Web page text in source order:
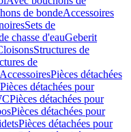
de bondeAccessoires
Sets de
chasse d'eauGeberit
Structures de
de
AccessoiresPièces détachées
Pièces détachées pour
Pièces détachées pour
Pièces détachées pour
Pièces détachées pour